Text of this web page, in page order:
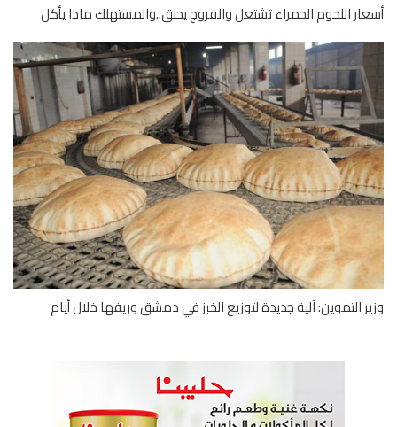
اللحوم الحمراء تشتعل والفروج يحلق..والمستهلك ماذا يأكل
التموين: آلية جديدة لتوزيع الخبز في دمشق وريفها خلال أيام